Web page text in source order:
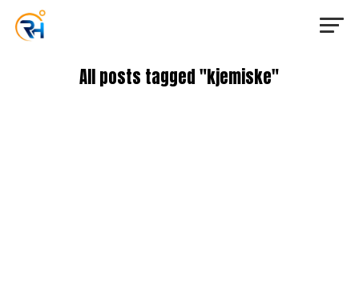
All posts tagged "kjemiske"